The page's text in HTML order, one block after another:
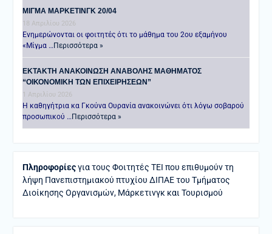
ΜΙΓΜΑ ΜΑΡΚΕΤΙΝΓΚ 20/04
18 Απριλίου 2026
Ενημερώνονται οι φοιτητές ότι το μάθημα του 2ου εξαμήνου
«Μίγμα …Περισσότερα »
ΕΚΤΑΚΤΗ ΑΝΑΚΟΙΝΩΣΗ ΑΝΑΒΟΛΗΣ ΜΑΘΗΜΑΤΟΣ
“ΟΙΚΟΝΟΜΙΚΗ ΤΩΝ ΕΠΙΧΕΙΡΗΣΕΩΝ”
1 Απριλίου 2026
Η καθηγήτρια κα Γκούνα Ουρανία ανακοινώνει ότι λόγω σοβαρού
προσωπικού …Περισσότερα »
Πληροφορίεςγια τους Φοιτητές ΤΕΙ που επιθυμούν τη
λήψη Πανεπιστημιακού πτυχίου ΔΙΠΑΕ του Τμήματος
Διοίκησης Οργανισμών, Μάρκετινγκ και Τουρισμού